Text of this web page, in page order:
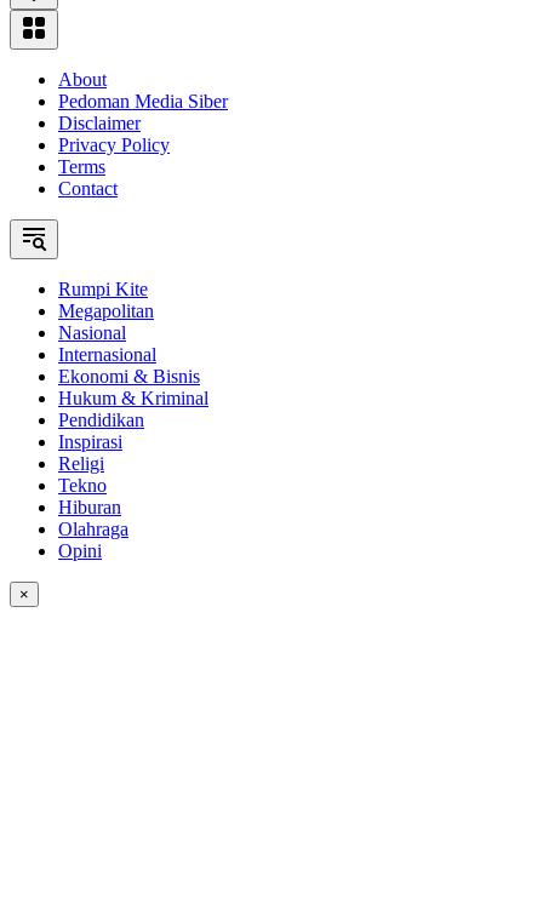
About
Pedoman Media Siber
Disclaimer
Privacy Policy
Terms
Contact
Rumpi Kite
Megapolitan
Nasional
Internasional
Ekonomi & Bisnis
Hukum & Kriminal
Pendidikan
Inspirasi
Religi
Tekno
Hiburan
Olahraga
Opini
×